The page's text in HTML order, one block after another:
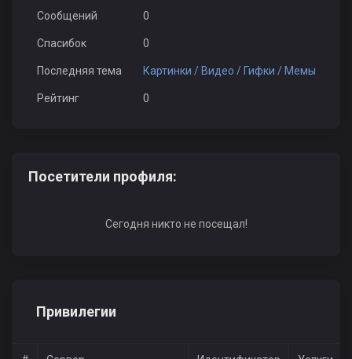
Сообщений 0
Спасибок 0
Последняя тема Картинки / Видео / Гифки / Мемы
Рейтинг 0
Посетители профиля:
Сегодня никто не посещал!
Привилегии